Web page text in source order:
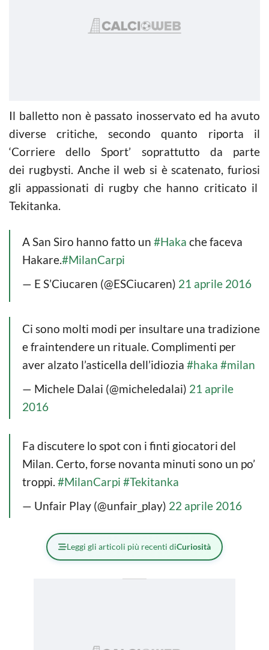
Il balletto non è passato inosservato ed ha avuto
diverse critiche, secondo quanto riporta il
‘Corriere dello Sport’ soprattutto da parte
dei rugbysti. Anche il web si è scatenato, furiosi
gli appassionati di rugby che hanno criticato il
Tekitanka.
A San Siro hanno fatto un #Haka che faceva
Hakare.#MilanCarpi
— E S’Ciucaren (@ESCiucaren) 21 aprile 2016
Ci sono molti modi per insultare una tradizione
e fraintendere un rituale. Complimenti per
aver alzato l’asticella dell’idiozia #haka #milan
— Michele Dalai (@micheledalai) 21 aprile
2016
Fa discutere lo spot con i finti giocatori del
Milan. Certo, forse novanta minuti sono un po’
troppi. #MilanCarpi #Tekitanka
— Unfair Play (@unfair_play) 22 aprile 2016
Leggi gli articoli più recenti diCuriosità